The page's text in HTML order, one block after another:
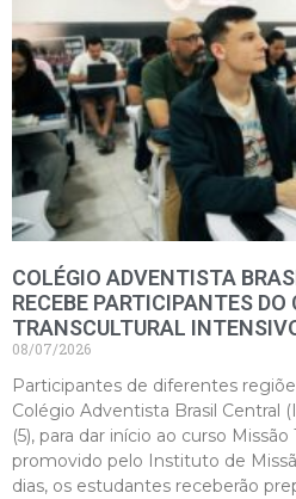
COLÉGIO ADVENTISTA
RECEBE PARTICIPANTES DO
TRANSCULTURAL
08/07/2026
Participantes de diferentes
Colégio Adventista Brasil Central
(5), para dar início ao curso
promovido pelo Instituto de
dias, os estudantes receberão